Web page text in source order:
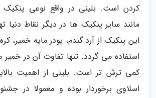
کردن است. بلینی در واقع نوعی
مانند سایر پنکیک ها در دیگر نقاط دنیا
این پنکیک از آرد گندم، پودر مایه خمیر،
استفاده می گردد. تنها تفاوت آن در
کمی ترش تر است. بلینی از اهمیت
اسلاوی برخوردار بوده و معمولا در